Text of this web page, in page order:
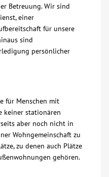
Betreuung. Wir sind
einer
für unsere
sind
persönlicher
für Menschen mit
keiner stationären
aber noch nicht in
Wohngemeinschaft zu
zu denen auch Plätze
gehören.